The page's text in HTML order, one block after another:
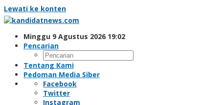
Lewati ke konten
Minggu 9 Agustus 2026 19:02
Pencarian
Tentang Kami
Pedoman Media Siber
Facebook
Twitter
Instagram